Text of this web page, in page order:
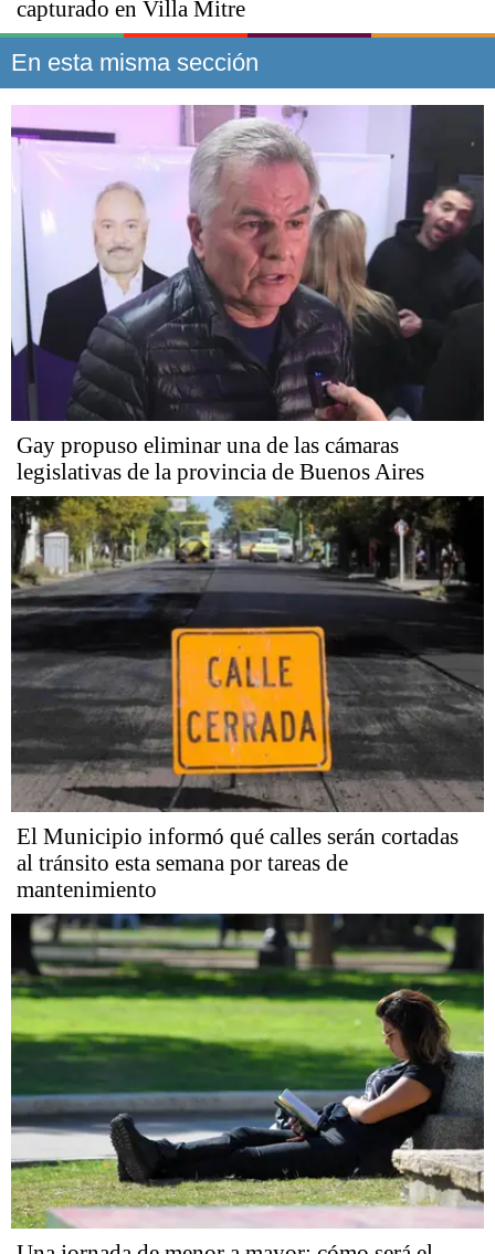
capturado en Villa Mitre
En esta misma sección
Gay propuso eliminar una de las cámaras
legislativas de la provincia de Buenos Aires
El Municipio informó qué calles serán cortadas
al tránsito esta semana por tareas de
mantenimiento